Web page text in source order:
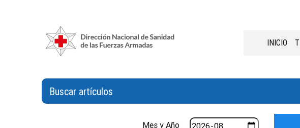
INICIO
Buscar artículos
Mes y Año